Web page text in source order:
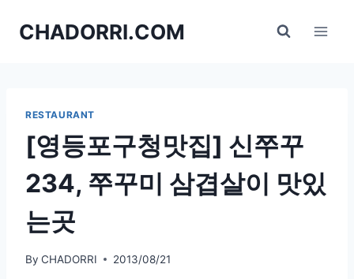
CHADORRI.COM
RESTAURANT
[영등포구청맛집] 신쭈꾸
234, 쭈꾸미 삼겹살이 맛있
는곳
By CHADORRI 2013/08/21